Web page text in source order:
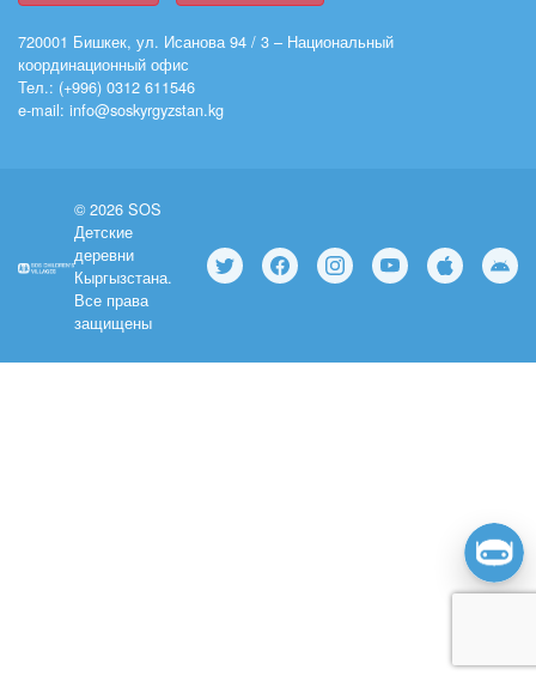
720001 Бишкек, ул. Исанова 94 / 3 – Национальный
координационный офис
Тел.: (+996) 0312 611546
e-mail: info@soskyrgyzstan.kg
© 2026 SOS
Детские
деревни
Кыргызстана.
Все права
защищены